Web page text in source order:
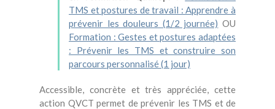
TMS et postures de travail : Apprendre à
prévenir les douleurs (1/2 journée) OU
Formation : Gestes et postures adaptées
: Prévenir les TMS et construire son
parcours personnalisé (1 jour)
Accessible, concrète et très appréciée, cette
action QVCT permet de prévenir les TMS et de